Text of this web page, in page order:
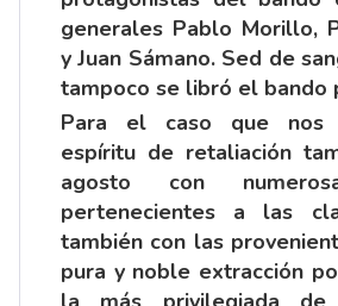
generales Pablo Morillo,
y Juan Sámano. Sed de
tampoco se libró el bando
Para el caso que nos
espíritu de retaliación
agosto con
pertenecientes a las
también con las
pura y noble extracción